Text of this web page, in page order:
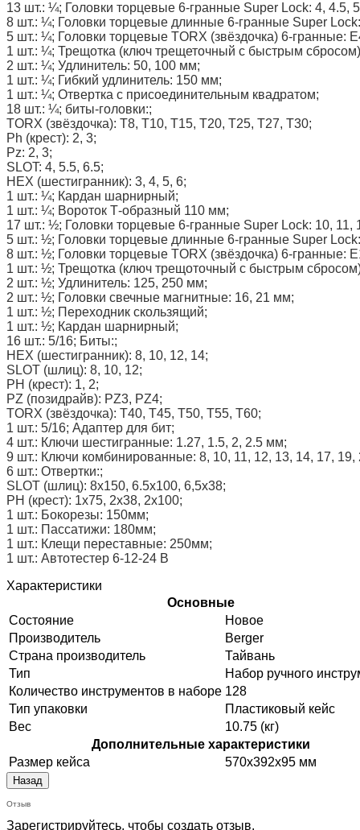
13 шт.: ¼; Головки торцевые 6-гранные Super Lock: 4, 4.5,
8 шт.: ¼; Головки торцевые длинные 6-гранные Super
5 шт.: ¼; Головки торцевые TORX (звёздочка) 6-гранные:
1 шт.: ¼; Трещотка (ключ трещеточный с быстрым
2 шт.: ¼; Удлинитель: 50, 100 мм;
1 шт.: ¼; Гибкий удлинитель: 150 мм;
1 шт.: ¼; Отвертка с присоединительным квадратом;
18 шт.: ¼; биты-головки:;
TORX (звёздочка): Т8, Т10, T15, T20, T25, T27, T30;
Ph (крест): 2, 3;
Pz: 2, 3;
SLOT: 4, 5.5, 6.5;
HEX (шестигранник): 3, 4, 5, 6;
1 шт.: ¼; Кардан шарнирный;
1 шт.: ¼; Вороток Т-образный 110 мм;
17 шт.: ½; Головки торцевые 6-гранные Super Lock: 10,
5 шт.: ½; Головки торцевые длинные 6-гранные Super
8 шт.: ½; Головки торцевые TORX (звёздочка) 6-гранные:
1 шт.: ½; Трещотка (ключ трещоточный с быстрым
2 шт.: ½; Удлинитель: 125, 250 мм;
2 шт.: ½; Головки свечные магнитные: 16, 21 мм;
1 шт.: ½; Переходник скользящий;
1 шт.: ½; Кардан шарнирный;
16 шт.: 5/16; Биты:;
HEX (шестигранник): 8, 10, 12, 14;
SLOT (шлиц): 8, 10, 12;
PH (крест): 1, 2;
PZ (позидрайв): PZ3, PZ4;
TORX (звёздочка): T40, T45, T50, T55, T60;
1 шт.: 5/16; Адаптер для бит;
4 шт.: Ключи шестигранные: 1.27, 1.5, 2, 2.5 мм;
9 шт.: Ключи комбинированные: 8, 10, 11, 12, 13, 14, 17,
6 шт.: Отвертки:;
SLOT (шлиц): 8х150, 6.5х100, 6,5х38;
PH (крест): 1х75, 2х38, 2х100;
1 шт.: Бокорезы: 150мм;
1 шт.: Пассатижи: 180мм;
1 шт.: Клещи переставные: 250мм;
1 шт.: Автотестер 6-12-24 В
Характеристики
Основные
Состояние
Новое
Производитель
Berger
Страна производитель
Тайвань
Тип
Набор ручного
Количество инструментов в наборе 128
Тип упаковки
Пластиковый кейс
Вес
10.75 (кг)
Дополнительные характеристики
Размер кейса
570x392x95 мм
Отзыв
Зарегистрируйтесь, чтобы создать отзыв.